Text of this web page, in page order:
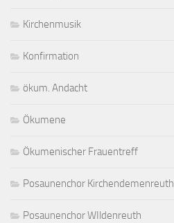
Kirchenmusik
Konfirmation
ökum. Andacht
Ökumene
Ökumenischer Frauentreff
Posaunenchor Kirchendemenreuth
Posaunenchor WIldenreuth